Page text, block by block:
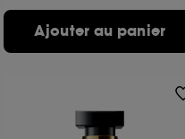
Ajouter au panier